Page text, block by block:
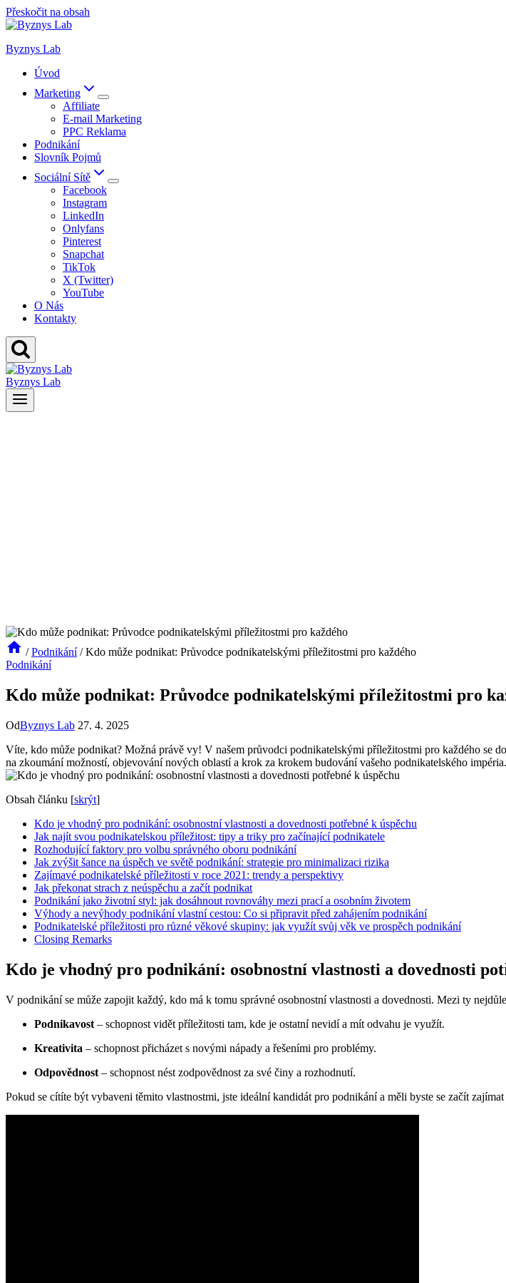
Přeskočit na obsah
Byznys Lab
Úvod
Marketing
Affiliate
E-mail Marketing
PPC Reklama
Podnikání
Slovník Pojmů
Sociální Sítě
Facebook
Instagram
LinkedIn
Onlyfans
Pinterest
Snapchat
TikTok
X (Twitter)
YouTube
O Nás
Kontakty
Byznys Lab
/ Podnikání / Kdo může podnikat: Průvodce podnikatelskými příležitostmi pro každého
Podnikání
Kdo může podnikat: Průvodce podnikatelskými příležitostmi pro
OdByznys Lab 27. 4. 2025
Víte, kdo může podnikat? Možná právě vy! V našem průvodci podnikatelskými příležitostmi pro každého se
na zkoumání možností, objevování nových oblastí a krok za krokem budování vašeho podnikatelského
Obsah článku [skrýt]
Kdo je vhodný pro podnikání: osobnostní vlastnosti a dovednosti potřebné k úspěchu
Jak najít svou podnikatelskou příležitost: tipy a triky pro začínající podnikatele
Rozhodující faktory pro volbu správného oboru podnikání
Jak zvýšit šance na úspěch ve světě podnikání: strategie pro minimalizaci rizika
Zajímavé podnikatelské příležitosti v roce 2021: trendy a perspektivy
Jak překonat strach z neúspěchu a začít podnikat
Podnikání jako životní styl: jak dosáhnout rovnováhy mezi prací a osobním životem
Výhody a nevýhody podnikání vlastní cestou: Co si připravit před zahájením podnikání
Podnikatelské příležitosti pro různé věkové skupiny: jak využít svůj věk ve prospěch podnikání
Closing Remarks
Kdo je vhodný pro podnikání: osobnostní vlastnosti a dovednosti
V podnikání se může zapojit každý, kdo má k tomu správné osobnostní vlastnosti a dovednosti. Mezi ty
Podnikavost – schopnost vidět příležitosti tam, kde je ostatní nevidí a mít odvahu je využít.
Kreativita – schopnost přicházet s novými nápady a řešeními pro problémy.
Odpovědnost – schopnost nést zodpovědnost za své činy a rozhodnutí.
Pokud se cítíte být vybaveni těmito vlastnostmi, jste ideální kandidát pro podnikání a měli byste se začít